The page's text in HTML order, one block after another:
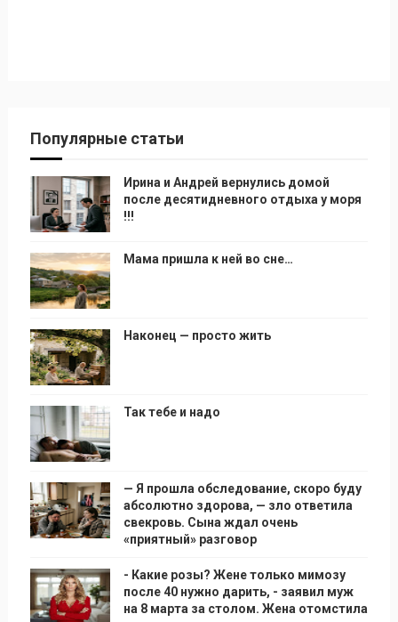
Популярные статьи
Ирина и Андрей вернулись домой
после десятидневного отдыха у моря
!!!
Мама пришла к ней во сне…
Наконец — просто жить
Так тебе и надо
— Я прошла обследование, скоро буду
абсолютно здорова, — зло ответила
свекровь. Сына ждал очень
«приятный» разговор
- Какие розы? Жене только мимозу
после 40 нужно дарить, - заявил муж
на 8 марта за столом. Жена отомстила